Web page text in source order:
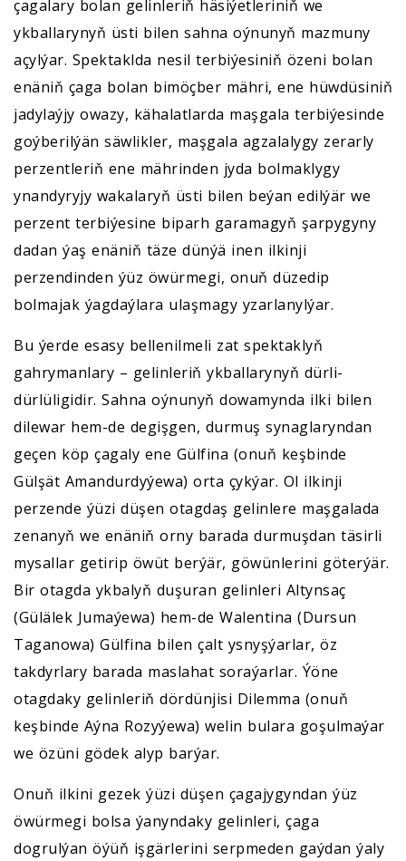
çagalary bolan gelinleriň häsiýetleriniň we
ykballarynyň üsti bilen sahna oýnunyň mazmuny
açylýar. Spektaklda nesil terbiýesiniň özeni bolan
enäniň çaga bolan bimöçber mähri, ene hüwdüsiniň
jadylaýjy owazy, kähalatlarda maşgala terbiýesinde
goýberilýän säwlikler, maşgala agzalalygy zerarly
perzentleriň ene mährinden jyda bolmaklygy
ynandyryjy wakalaryň üsti bilen beýan edilýär we
perzent terbiýesine biparh garamagyň şarpygyny
dadan ýaş enäniň täze dünýä inen ilkinji
perzendinden ýüz öwürmegi, onuň düzedip
bolmajak ýagdaýlara ulaşmagy yzarlanylýar.
Bu ýerde esasy bellenilmeli zat spektaklyň
gahrymanlary – gelinleriň ykballarynyň dürli-
dürlüligidir. Sahna oýnunyň dowamynda ilki bilen
dilewar hem-de degişgen, durmuş synaglaryndan
geçen köp çagaly ene Gülfina (onuň keşbinde
Gülşät Amandurdyýewa) orta çykýar. Ol ilkinji
perzende ýüzi düşen otagdaş gelinlere maşgalada
zenanyň we enäniň orny barada durmuşdan täsirli
mysallar getirip öwüt berýär, göwünlerini göterýär.
Bir otagda ykbalyň duşuran gelinleri Altynsaç
(Gülälek Jumaýewa) hem-de Walentina (Dursun
Taganowa) Gülfina bilen çalt ysnyşýarlar, öz
takdyrlary barada maslahat soraýarlar. Ýöne
otagdaky gelinleriň dördünjisi Dilemma (onuň
keşbinde Aýna Rozyýewa) welin bulara goşulmaýar
we özüni gödek alyp barýar.
Onuň ilkini gezek ýüzi düşen çagajygyndan ýüz
öwürmegi bolsa ýanyndaky gelinleri, çaga
dogrulýan öýüň işgärlerini serpmeden gaýdan ýaly